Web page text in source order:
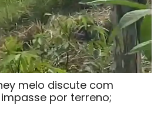
melo discute com
por terreno;